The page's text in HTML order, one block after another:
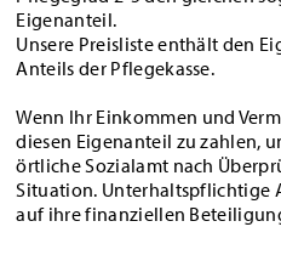
Eigenanteil.
Unsere Preisliste enthält den
Anteils der Pflegekasse.
Wenn Ihr Einkommen und
diesen Eigenanteil zu zahlen,
örtliche Sozialamt nach
Situation. Unterhaltspflichtige
auf ihre finanziellen